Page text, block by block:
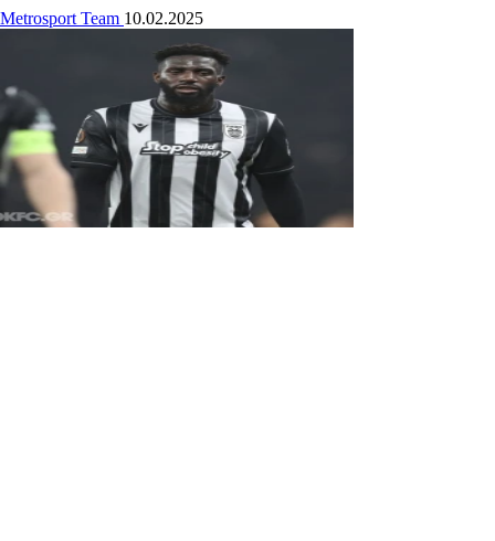
Metrosport Team 10.02.2025